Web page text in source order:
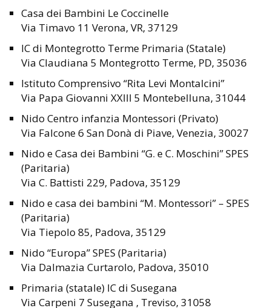
Casa dei Bambini Le Coccinelle
Via Timavo 11 Verona, VR, 37129
IC di Montegrotto Terme Primaria (Statale)
Via Claudiana 5 Montegrotto Terme, PD, 35036
Istituto Comprensivo “Rita Levi Montalcini”
Via Papa Giovanni XXIII 5 Montebelluna, 31044
Nido Centro infanzia Montessori (Privato)
Via Falcone 6 San Donà di Piave, Venezia, 30027
Nido e Casa dei Bambini “G. e C. Moschini” SPES
(Paritaria)
Via C. Battisti 229, Padova, 35129
Nido e casa dei bambini “M. Montessori” – SPES
(Paritaria)
Via Tiepolo 85, Padova, 35129
Nido “Europa” SPES (Paritaria)
Via Dalmazia Curtarolo, Padova, 35010
Primaria (statale) IC di Susegana
Via Carpeni 7 Susegana , Treviso, 31058